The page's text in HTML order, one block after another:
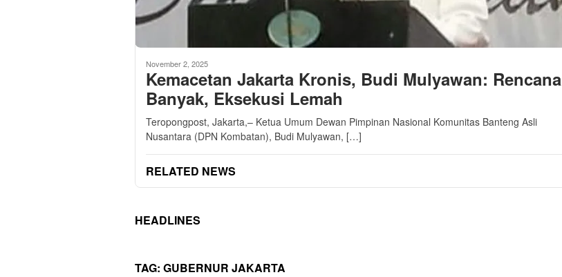
November 2, 2025
Kemacetan Jakarta Kronis, Budi Mulyawan: Rencana
Banyak, Eksekusi Lemah
Teropongpost, Jakarta,– Ketua Umum Dewan Pimpinan Nasional Komunitas Banteng Asli
Nusantara (DPN Kombatan), Budi Mulyawan, […]
RELATED NEWS
HEADLINES
TAG: GUBERNUR JAKARTA